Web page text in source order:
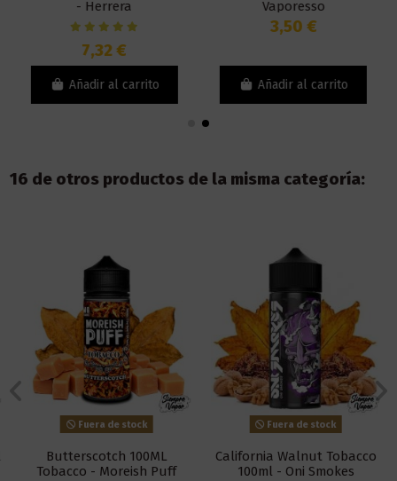
- Herrera
7,32 €
Añadir al carrito
Vaporesso
3,50 €
Añadir al carrito
16 de otros productos de la misma categoría:
Fuera de stock
Butterscotch 100ML
Tobacco - Moreish Puff
Fuera de stock
California Walnut Tobacco
100ml - Oni Smokes